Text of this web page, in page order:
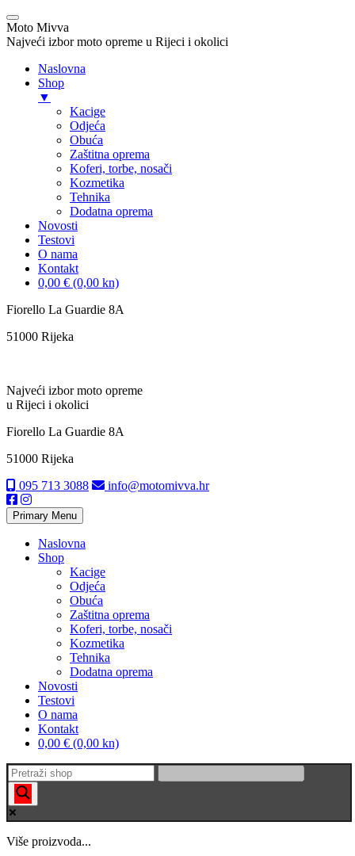
Moto Mivva
Najveći izbor moto opreme u Rijeci i okolici
Naslovna
Shop
▼
Kacige
Odjeća
Obuća
Zaštitna oprema
Koferi, torbe, nosači
Kozmetika
Tehnika
Dodatna oprema
Novosti
Testovi
O nama
Kontakt
0,00 € (0,00 kn)
Skip
content
Fiorello La Guardie 8A
51000 Rijeka
Najveći izbor moto opreme
u Rijeci i okolici
Fiorello La Guardie 8A
51000 Rijeka
095 713 3088
info@motomivva.hr
Primary Menu
Naslovna
Shop
Kacige
Odjeća
Obuća
Zaštitna oprema
Koferi, torbe, nosači
Kozmetika
Tehnika
Dodatna oprema
Novosti
Testovi
O nama
Kontakt
0,00 € (0,00 kn)
Više proizvoda...